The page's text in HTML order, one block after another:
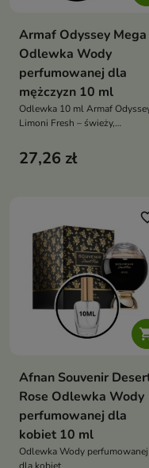
Armaf Odyssey Mega
Odlewka Wody
perfumowanej dla
mężczyzn 10 ml
Odlewka 10 ml Armaf
Limoni Fresh – świeży,
unisex idealny na lato i ciepłe
dni
27,26 zł
Afnan Souvenir
Rose Odlewka Wody
perfumowanej dla
kobiet 10 ml
Odlewka Wody perfumowanej